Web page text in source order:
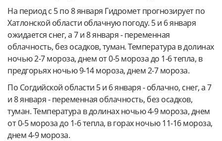
На период с 5 по 8 января Гидромет прогнозирует по
Хатлонской области облачную погоду. 5 и 6 января
ожидается снег, а 7 и 8 января - переменная
облачность, без осадков, туман. Температура в долинах
ночью 2-7 мороза, днем от 0-5 мороза до 1-6 тепла, в
предгорьях ночью 9-14 мороза, днем 2-7 мороза.
По Согдийской области 5 и 6 января - облачно, снег, а 7
и 8 января - переменная облачность, без осадков,
туман. Температура в долинах ночью 4-9 мороза, днем
от 0-5 мороза до 1-6 тепла, в горах ночью 11-16 мороза,
днем 4-9 мороза.